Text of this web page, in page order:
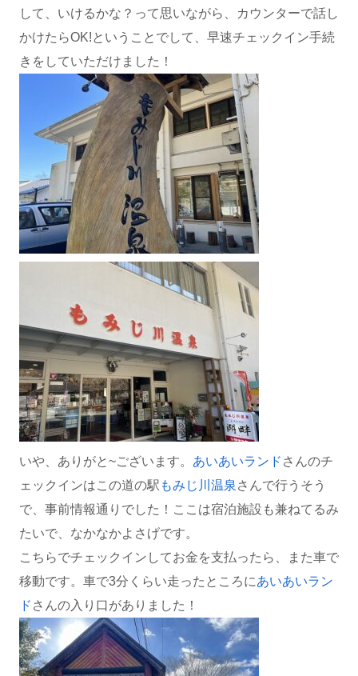
して、いけるかな？って思いながら、カウンターで話し
かけたらOK!ということでして、早速チェックイン手続
きをしていただけました！
いや、ありがと~ございます。 あいあいランド さんのチ
ェックインはこの道の駅 もみじ川温泉 さんで行うそう
で、事前情報通りでした！ここは宿泊施設も兼ねてるみ
たいで、なかなかよさげです。
こちらでチェックインしてお金を支払ったら、また車で
移動です。車で3分くらい走ったところにあいあいラン
ド さんの入り口がありました！